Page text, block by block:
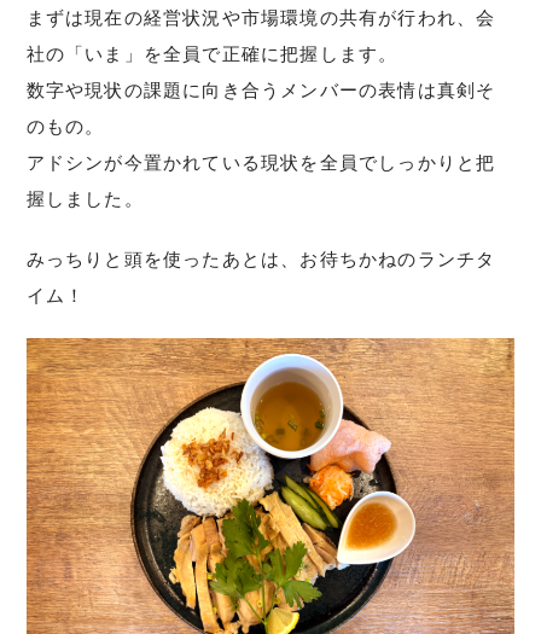
まずは現在の経営状況や市場環境の共有が行われ、会
社の「いま」を全員で正確に把握します。
数字や現状の課題に向き合うメンバーの表情は真剣そ
のもの。
アドシンが今置かれている現状を全員でしっかりと把
握しました。
みっちりと頭を使ったあとは、お待ちかねのランチタ
イム！